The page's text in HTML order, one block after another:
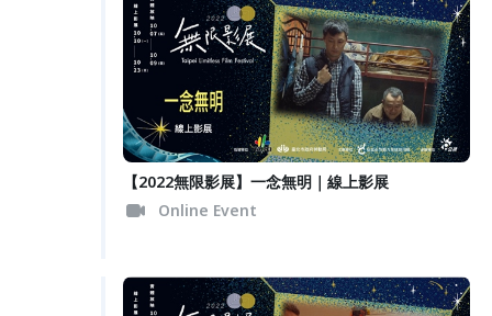
【2022無限影展】一念無明｜線上影展
Online Event